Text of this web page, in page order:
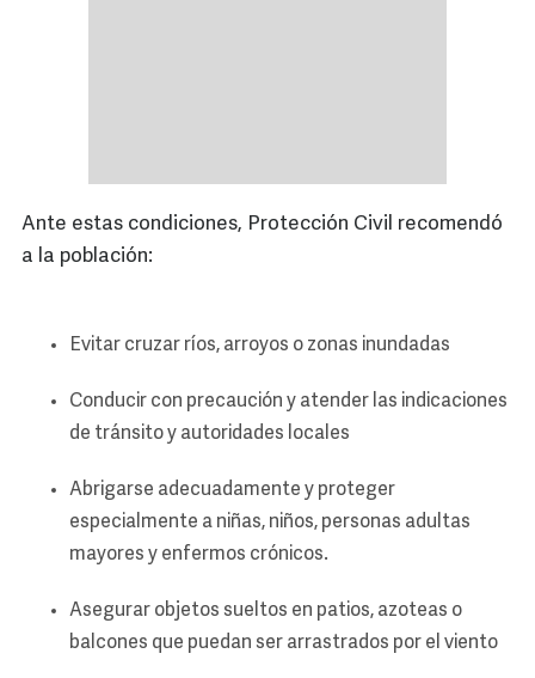
Ante estas condiciones, Protección Civil recomendó
a la población:
Evitar cruzar ríos, arroyos o zonas inundadas
Conducir con precaución y atender las indicaciones
de tránsito y autoridades locales
Abrigarse adecuadamente y proteger
especialmente a niñas, niños, personas adultas
mayores y enfermos crónicos.
Asegurar objetos sueltos en patios, azoteas o
balcones que puedan ser arrastrados por el viento